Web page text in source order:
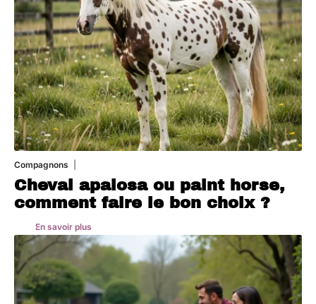
Compagnons
Cheval apalosa ou paint horse,
comment faire le bon choix ?
En savoir plus